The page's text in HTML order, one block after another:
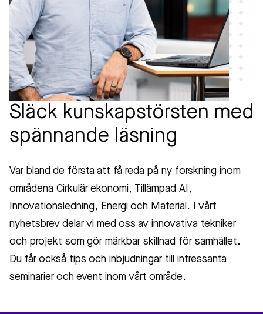
Släck kunskapstörsten med
spännande läsning
Var bland de första att få reda på ny forskning inom
områdena Cirkulär ekonomi, Tillämpad AI,
Innovationsledning, Energi och Material. I vårt
nyhetsbrev delar vi med oss av innovativa tekniker
och projekt som gör märkbar skillnad för samhället.
Du får också tips och inbjudningar till intressanta
seminarier och event inom vårt område.